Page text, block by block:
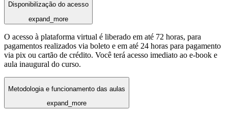
Disponibilização do acesso
expand_more
O acesso à plataforma virtual é liberado em até 72 horas, para
pagamentos realizados via boleto e em até 24 horas para pagamento
via pix ou cartão de crédito. Você terá acesso imediato ao e-book e
aula inaugural do curso.
Metodologia e funcionamento das aulas
expand_more